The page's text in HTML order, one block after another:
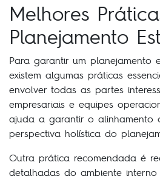
Melhores
Planejamento
Para garantir um planejamento
existem algumas práticas
envolver todas as partes
empresariais e equipes
ajuda a garantir o alinhamento
perspectiva holística do
Outra prática recomendada é
detalhadas do ambiente